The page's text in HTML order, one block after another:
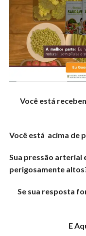
Você está
Você está acima de
Sua pressão arterial
perigosamente
Se sua resposta
E